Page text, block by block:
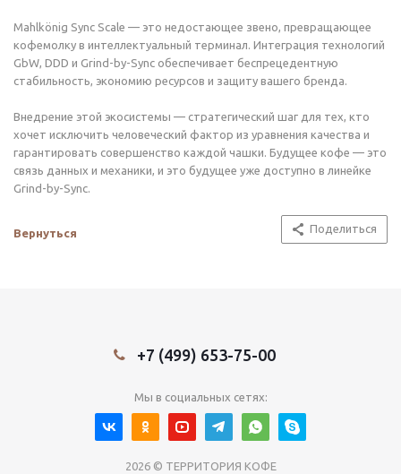
Mahlkönig Sync Scale — это недостающее звено, превращающее
кофемолку в интеллектуальный терминал. Интеграция технологий
GbW, DDD и Grind-by-Sync обеспечивает беспрецедентную
стабильность, экономию ресурсов и защиту вашего бренда.
Внедрение этой экосистемы — стратегический шаг для тех, кто
хочет исключить человеческий фактор из уравнения качества и
гарантировать совершенство каждой чашки. Будущее кофе — это
связь данных и механики, и это будущее уже доступно в линейке
Grind-by-Sync.
Вернуться Поделиться
+7 (499) 653-75-00
Мы в социальных сетях:
2026 © ТЕРРИТОРИЯ КОФЕ